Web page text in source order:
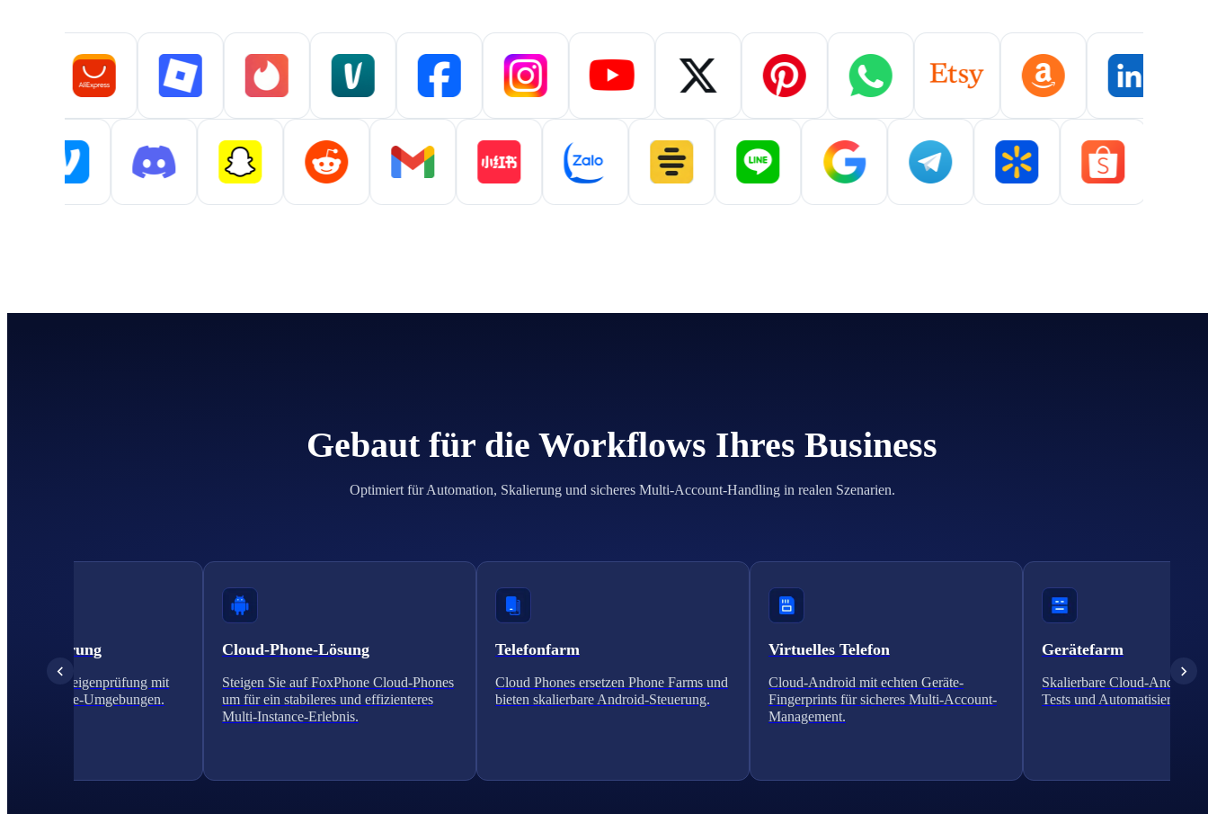
Gebaut für die Workflows Ihres Business
Optimiert für Automation, Skalierung und sicheres Multi-Account-Handling in realen Szenarien.
Sie Anzeigenprüfung mit
Cloud-Phone-Umgebungen.
Cloud-Phone-Lösung
Steigen Sie auf FoxPhone Cloud-Phones
um für ein stabileres und effizienteres
Multi-Instance-Erlebnis.
Telefonfarm
Cloud Phones ersetzen Phone Farms und
bieten skalierbare Android-Steuerung.
Virtuelles Telefon
Cloud-Android mit echten Geräte-
Fingerprints für sicheres Multi-Account-
Management.
Gerätefarm
Skalierbare Cloud-Android-
Tests und Automatisierung.